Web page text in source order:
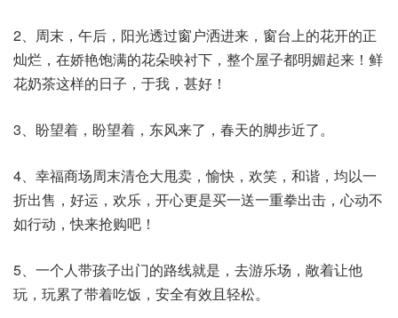
2、周末，午后，阳光透过窗户洒进来，窗台上的花开的正
灿烂，在娇艳饱满的花朵映衬下，整个屋子都明媚起来！鲜
花奶茶这样的日子，于我，甚好！
3、盼望着，盼望着，东风来了，春天的脚步近了。
4、幸福商场周末清仓大甩卖，愉快，欢笑，和谐，均以一
折出售，好运，欢乐，开心更是买一送一重拳出击，心动不
如行动，快来抢购吧！
5、一个人带孩子出门的路线就是，去游乐场，敞着让他
玩，玩累了带着吃饭，安全有效且轻松。